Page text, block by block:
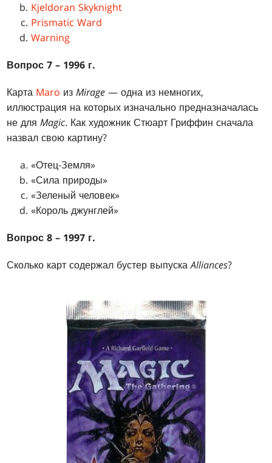
Kjeldoran Skyknight
Prismatic Ward
Warning
Вопрос 7 – 1996 г.
Карта Maro изMirage — одна из немногих,
иллюстрация на которых изначально предназначалась
не дляMagic. Как художник Стюарт Гриффин сначала
назвал свою картину?
«Отец-Земля»
«Сила природы»
«Зеленый человек»
«Король джунглей»
Вопрос 8 – 1997 г.
Сколько карт содержал бустер выпускаAlliances?